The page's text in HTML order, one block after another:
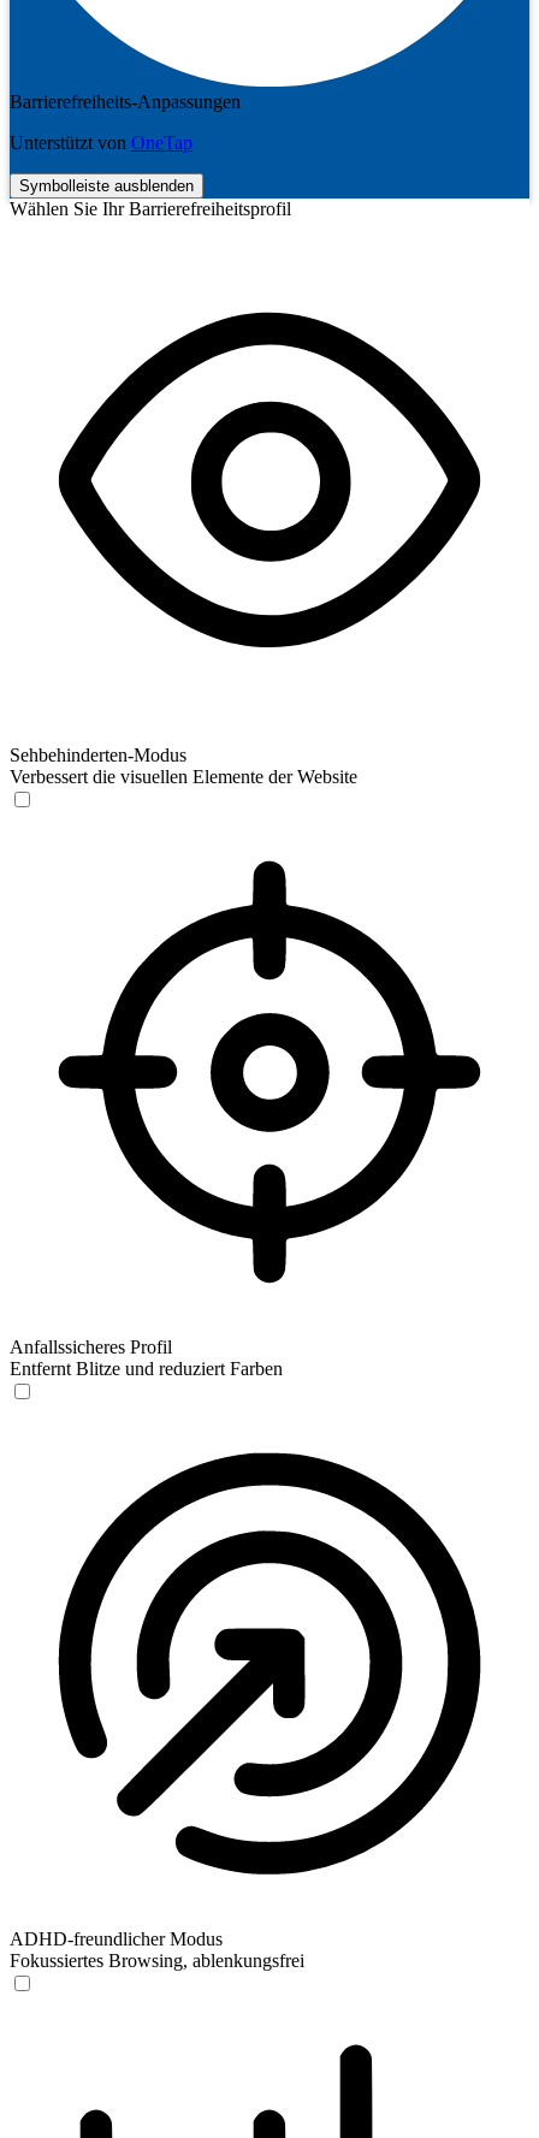
Barrierefreiheits-Anpassungen
Unterstützt von OneTap
Symbolleiste ausblenden
Wählen Sie Ihr Barrierefreiheitsprofil
Sehbehinderten-Modus
Verbessert die visuellen Elemente der Website
Anfallssicheres Profil
Entfernt Blitze und reduziert Farben
ADHD-freundlicher Modus
Fokussiertes Browsing, ablenkungsfrei